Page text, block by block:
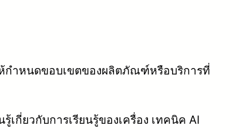
กำหนดขอบเขตของผลิตภัณฑ์หรือบริการที่
กี่ยวกับการเรียนรู้ของเครื่อง เทคนิค AI